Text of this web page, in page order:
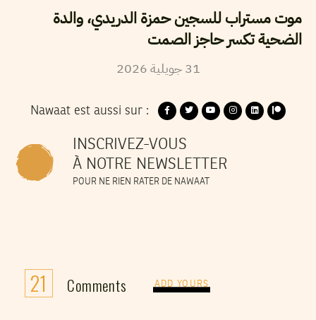
موت مستراب للسجين حمزة الدريدي، والدة
الضحية تكسر حاجز الصمت
31 جويلية2026
Nawaat est aussi sur :
INSCRIVEZ-VOUS
À NOTRE NEWSLETTER
POUR NE RIEN RATER DE NAWAAT
21 Comments ADD YOURS